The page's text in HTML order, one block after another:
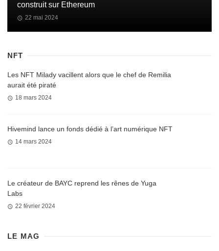
construit sur Ethereum
22 mai 2024
NFT
Les NFT Milady vacillent alors que le chef de Remilia
aurait été piraté
18 mars 2024
Hivemind lance un fonds dédié à l’art numérique NFT
14 mars 2024
Le créateur de BAYC reprend les rênes de Yuga
Labs
22 février 2024
LE MAG